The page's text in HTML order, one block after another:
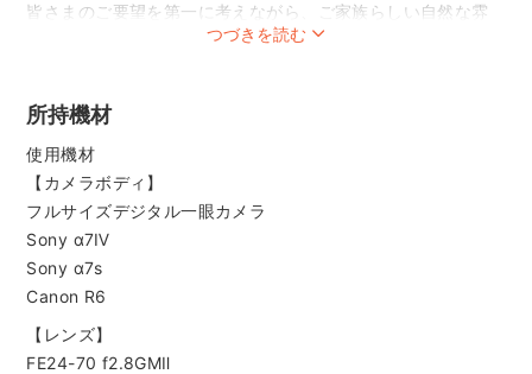
皆さまのご要望を第一に考えながら、ご家族らしい自然な雰
囲気を引き出すことに最善を尽くします。
でお気軽に問い合わせ下さい！
▷サトウトモカズ（佐藤友和）（非喫煙者)
１児の父です。
▷大分生まれ、幼少期に九州を転々としまして現在福岡在住。
▷2006年 出版社を経てフリーランスフォトグラファーとし
て独立。
主にスタジオ、写真館、雑誌、（地方誌、全国誌）にて人物
やフード、学校行事、商品、建築物などをメインに撮影して
つづきを読む
所持機材
使用機材
【カメラボディ】
フルサイズデジタル一眼カメラ
Sony α7Ⅳ
Sony α7s
Canon R6
【レンズ】
FE24-70 f2.8GMⅡ